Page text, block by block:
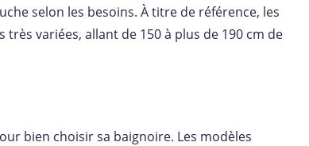
selon les besoins. À titre de référence, les
variées, allant de 150 à plus de 190 cm de
bien choisir sa baignoire. Les modèles